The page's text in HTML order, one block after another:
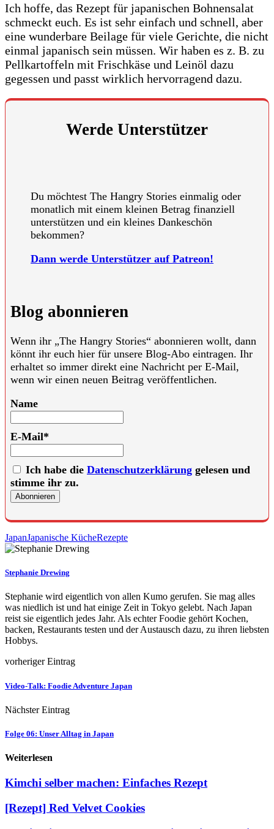
Ich hoffe, das Rezept für japanischen Bohnensalat
schmeckt euch. Es ist sehr einfach und schnell, aber
eine wunderbare Beilage für viele Gerichte, die nicht
einmal japanisch sein müssen. Wir haben es z. B. zu
Pellkartoffeln mit Frischkäse und Leinöl dazu
gegessen und passt wirklich hervorragend dazu.
Werde Unterstützer
Du möchtest The Hangry Stories einmalig oder
monatlich mit einem kleinen Betrag finanziell
unterstützen und ein kleines Dankeschön
bekommen?
Dann werde Unterstützer auf Patreon!
Blog abonnieren
Wenn ihr „The Hangry Stories“ abonnieren wollt, dann
könnt ihr euch hier für unsere Blog-Abo eintragen. Ihr
erhaltet so immer direkt eine Nachricht per E-Mail,
wenn wir einen neuen Beitrag veröffentlichen.
Name
E-Mail*
Ich habe die Datenschutzerklärung gelesen und
stimme ihr zu.
JapanJapanische KücheRezepte
Stephanie Drewing
Stephanie wird eigentlich von allen Kumo gerufen. Sie mag alles
was niedlich ist und hat einige Zeit in Tokyo gelebt. Nach Japan
reist sie eigentlich jedes Jahr. Als echter Foodie gehört Kochen,
backen, Restaurants testen und der Austausch dazu, zu ihren liebsten
Hobbys.
vorheriger Eintrag
Video-Talk: Foodie Adventure Japan
Nächster Eintrag
Folge 06: Unser Alltag in Japan
Weiterlesen
Kimchi selber machen: Einfaches Rezept
[Rezept] Red Velvet Cookies